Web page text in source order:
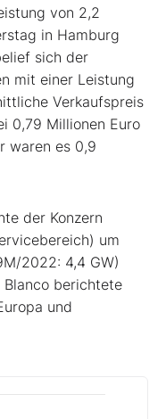
von 2,2
in Hamburg
sich der
mit einer Leistung
Verkaufspreis
0,79 Millionen Euro
waren es 0,9
der Konzern
um
2022: 4,4 GW)
berichtete
und